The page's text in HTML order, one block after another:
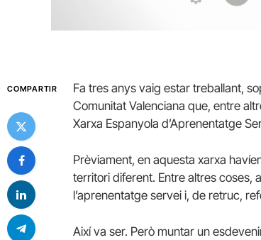
COMPARTIR
Fa tres anys vaig estar treballant,
Comunitat Valenciana que, entre
Xarxa Espanyola d’Aprenentatge
Prèviament, en aquesta xarxa
territori diferent. Entre altres coses,
l’aprenentatge servei i, de retruc,
Així va ser. Però muntar un